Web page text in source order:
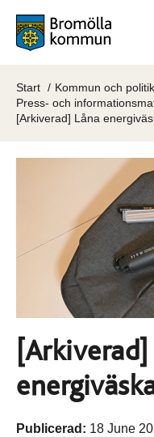
Start
Kommun och politik
Press- och
[Arkiverad] Låna
Publicerad: 18 June